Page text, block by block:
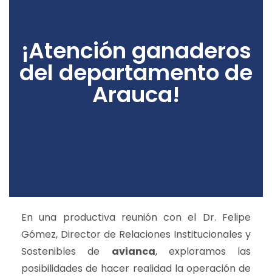
¡Atención ganaderos
del departamento de
Arauca!
En una productiva reunión con el Dr. Felipe
Gómez, Director de Relaciones Institucionales y
Sostenibles de avianca, exploramos las
posibilidades de hacer realidad la operación de